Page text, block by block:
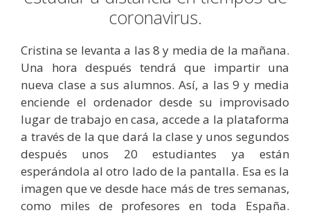
coronavirus.
Cristina se levanta a las 8 y media de la mañana.
Una hora después tendrá que impartir una
nueva clase a sus alumnos. Así, a las 9 y media
enciende el ordenador desde su improvisado
lugar de trabajo en casa, accede a la plataforma
a través de la que dará la clase y unos segundos
después unos 20 estudiantes ya están
esperándola al otro lado de la pantalla. Esa es la
imagen que ve desde hace más de tres semanas,
como miles de profesores en toda España.